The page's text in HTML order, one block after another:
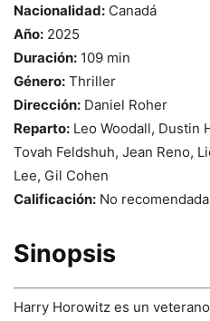
Nacionalidad: Canadá
Año: 2025
Duración: 109 min
Género: Thriller
Dirección: Daniel Roher
Reparto: Leo Woodall, Dustin
Tovah Feldshuh, Jean Reno,
Lee, Gil Cohen
Calificación: No
Sinopsis
Harry Horowitz es un